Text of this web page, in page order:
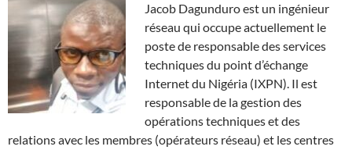
Jacob Dagunduro est un ingénieur
réseau qui occupe actuellement le
poste de responsable des services
techniques du point d’échange
Internet du Nigéria (IXPN). Il est
responsable de la gestion des
opérations techniques et des
relations avec les membres (opérateurs réseau) et les centres